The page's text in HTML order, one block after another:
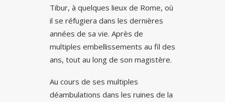
Tibur, à quelques lieux de Rome, où
il se réfugiera dans les dernières
années de sa vie. Après de
multiples embellissements au fil des
ans, tout au long de son magistère.
Au cours de ses multiples
déambulations dans les ruines de la